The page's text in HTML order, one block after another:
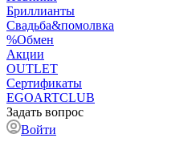
Бриллианты
Свадьба&помолвка
%Обмен
Акции
OUTLET
Сертификаты
EGOARTCLUB
Задать вопрос
Войти